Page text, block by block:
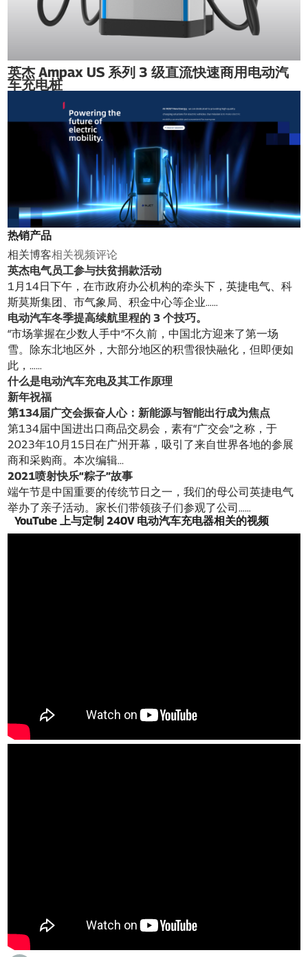
英杰 Ampax US 系列 3 级直流快速商用电动汽
车充电桩
热销产品
相关博客相关视频评论
英杰电气员工参与扶贫捐款活动
1月14日下午，在市政府办公机构的牵头下，英捷电气、科
斯莫斯集团、市气象局、积金中心等企业……
电动汽车冬季提高续航里程的 3 个技巧。
“市场掌握在少数人手中”不久前，中国北方迎来了第一场
雪。除东北地区外，大部分地区的积雪很快融化，但即便如
此，……
什么是电动汽车充电及其工作原理
新年祝福
第134届广交会振奋人心：新能源与智能出行成为焦点
第134届中国进出口商品交易会，素有“广交会”之称，于
2023年10月15日在广州开幕，吸引了来自世界各地的参展
商和采购商。本次编辑...
2021喷射快乐“粽子”故事
端午节是中国重要的传统节日之一，我们的母公司英捷电气
举办了亲子活动。家长们带领孩子们参观了公司……
YouTube 上与定制 240V 电动汽车充电器相关的视频